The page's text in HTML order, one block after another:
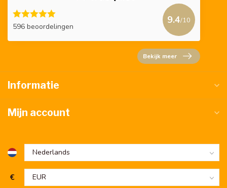
596 beoordelingen
9.4/10
Bekijk meer
Informatie
Mijn account
€